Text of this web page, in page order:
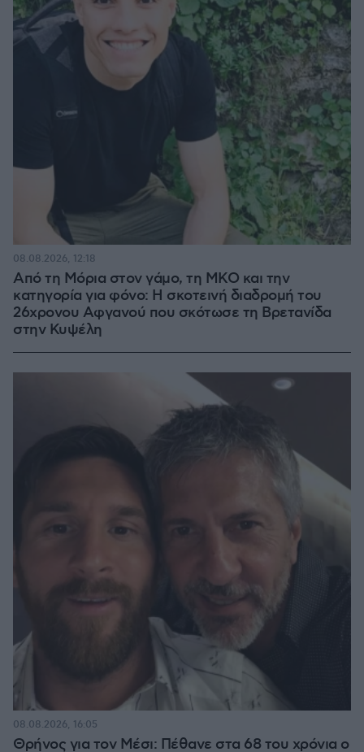
Από τη Μόρια στον γάμο, τη ΜΚΟ και την
κατηγορία για φόνο: Η σκοτεινή διαδρομή του
26χρονου Αφγανού που σκότωσε τη Βρετανίδα
στην Κυψέλη
08.08.2026, 12:18
Θρήνος για τον Μέσι: Πέθανε στα 68 του χρόνια ο
08.08.2026, 16:05